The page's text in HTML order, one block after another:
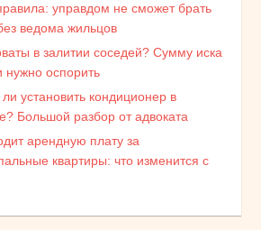
управдом не сможет брать
ведома жильцов
в залитии соседей? Сумму иска
нужно оспорить
установить кондиционер в
Большой разбор от адвоката
арендную плату за
квартиры: что изменится с